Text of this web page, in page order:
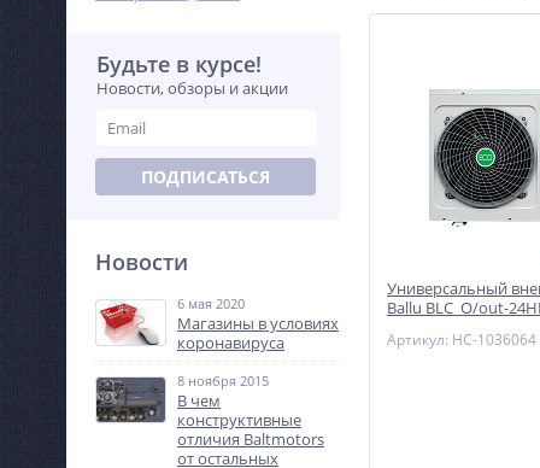
Будьте в курсе!
Новости, обзоры и акции
ПОДПИСАТЬСЯ
Новости
6 мая 2020
Магазины в условиях
коронавируса
8 ноября 2015
В чем
конструктивные
отличия Baltmotors
от остальных
Универсальный
Ballu BLC_O/out-
системы
Артикул: НС-1036064